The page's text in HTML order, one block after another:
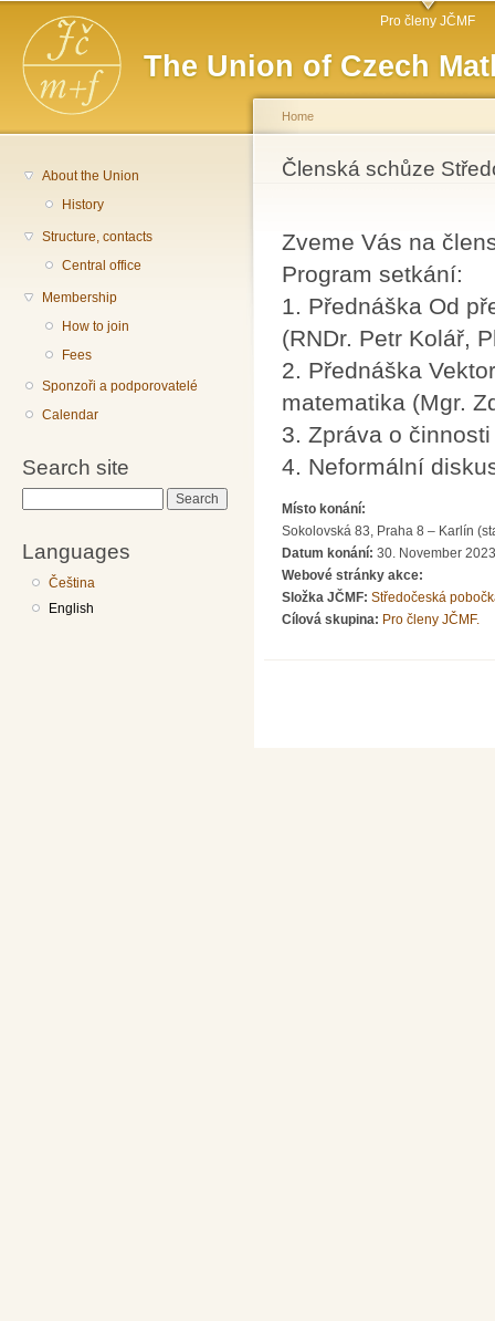
The Union of Czech
Main menu Pro členy JČMF
About the Union
History
Structure, contacts
Central office
Membership
How to join
Fees
Sponzoři a podporovatelé
Calendar
Search site
Languages
Čeština
English
You are here
Home
Členská schůze
Zveme Vás na
Program setkání:
1. Přednáška Od
(RNDr. Petr Kolář,
2. Přednáška
matematika (Mgr.
3. Zpráva o
4. Neformální
Místo konání:
Sokolovská 83, Praha 8 – Karlín
Datum konání: 30. November
Webové stránky akce:
Složka JČMF: Středočeská
Cílová skupina: Pro členy JČMF.